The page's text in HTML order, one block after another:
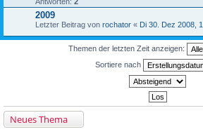
2009
Letzter Beitrag von rochator « Di 30. Dez 2008,
Themen der letzten Zeit anzeigen:
Sortiere nach
Neues Thema